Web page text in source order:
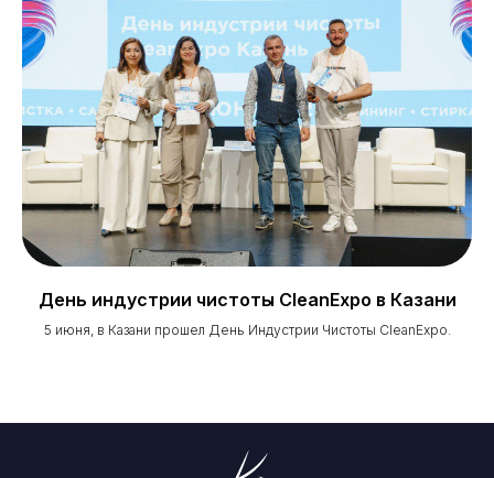
День индустрии чистоты CleanExpo в Казани
5 июня, в Казани прошел День Индустрии Чистоты CleanExpo.